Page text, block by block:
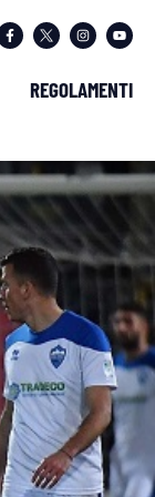
REGOLAMENTI